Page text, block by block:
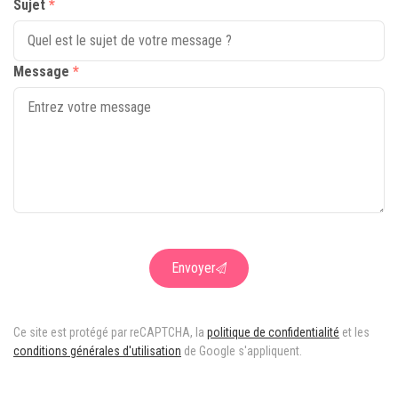
Sujet *
Message *
Envoyer
Ce site est protégé par reCAPTCHA, la politique de confidentialité et les
conditions générales d'utilisation de Google s'appliquent.